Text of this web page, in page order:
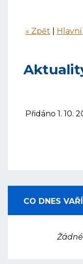
« Zpět
Přidáno 1. 10.
CO DNES